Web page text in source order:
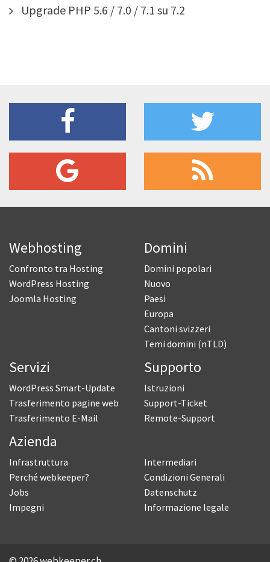
Upgrade PHP 5.6 / 7.0 / 7.1 su 7.2
Webhosting
Confronto tra Hosting
WordPress Hosting
Joomla Hosting
Domini
Domini popolari
Nuovo
Paesi
Europa
Cantoni svizzeri
Temi domini (nTLD)
Servizi
WordPress Smart-Update
Trasferimento pagine web
Trasferimento E-Mail
Supporto
Istruzioni
Support-Ticket
Remote-Support
Azienda
Infrastruttura
Perché webkeeper?
Jobs
Impegni
Intermediari
Condizioni Generali
Datenschutz
Informazione legale